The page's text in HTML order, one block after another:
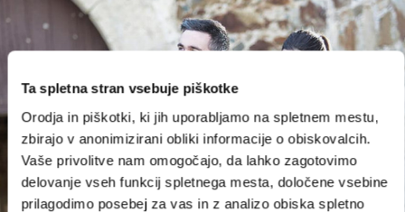
Ta spletna stran vsebuje piškotke
Orodja in piškotki, ki jih uporabljamo na spletnem mestu,
zbirajo v anonimizirani obliki informacije o obiskovalcih.
Vaše privolitve nam omogočajo, da lahko zagotovimo
delovanje vseh funkcij spletnega mesta, določene vsebine
prilagodimo posebej za vas in z analizo obiska spletno